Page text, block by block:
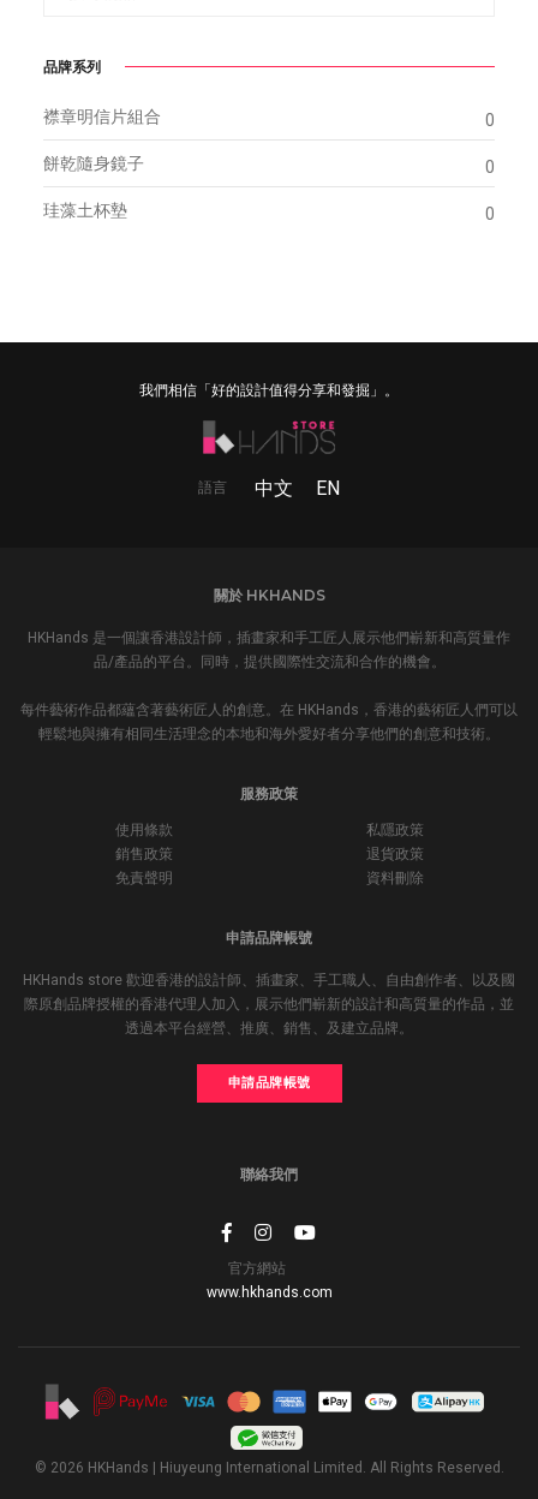
品牌系列
襟章明信片組合 0
餅乾隨身鏡子 0
珪藻土杯墊 0
我們相信「好的設計值得分享和發掘」。
語言 中文 EN
關於 HKHANDS
HKHands 是一個讓香港設計師，插畫家和手工匠人展示他們嶄新和高質量作
品/產品的平台。同時，提供國際性交流和合作的機會。
每件藝術作品都蘊含著藝術匠人的創意。在 HKHands，香港的藝術匠人們可以
輕鬆地與擁有相同生活理念的本地和海外愛好者分享他們的創意和技術。
服務政策
使用條款
私隱政策
銷售政策
退貨政策
免責聲明
資料刪除
申請品牌帳號
HKHands store 歡迎香港的設計師、插畫家、手工職人、自由創作者、以及國
際原創品牌授權的香港代理人加入，展示他們嶄新的設計和高質量的作品，並
透過本平台經營、推廣、銷售、及建立品牌。
申請品牌帳號
聯絡我們
官方網站
www.hkhands.com
© 2026 HKHands | Hiuyeung International Limited. All Rights Reserved.